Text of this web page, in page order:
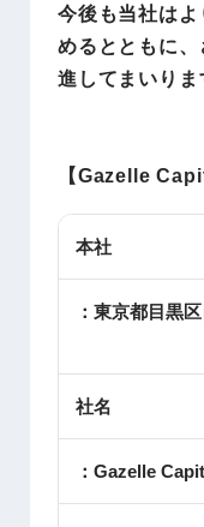
今後も当社は
めるとともに
進してまいりま
【Gazelle
本社
：東京都目
社名
：Gazelle